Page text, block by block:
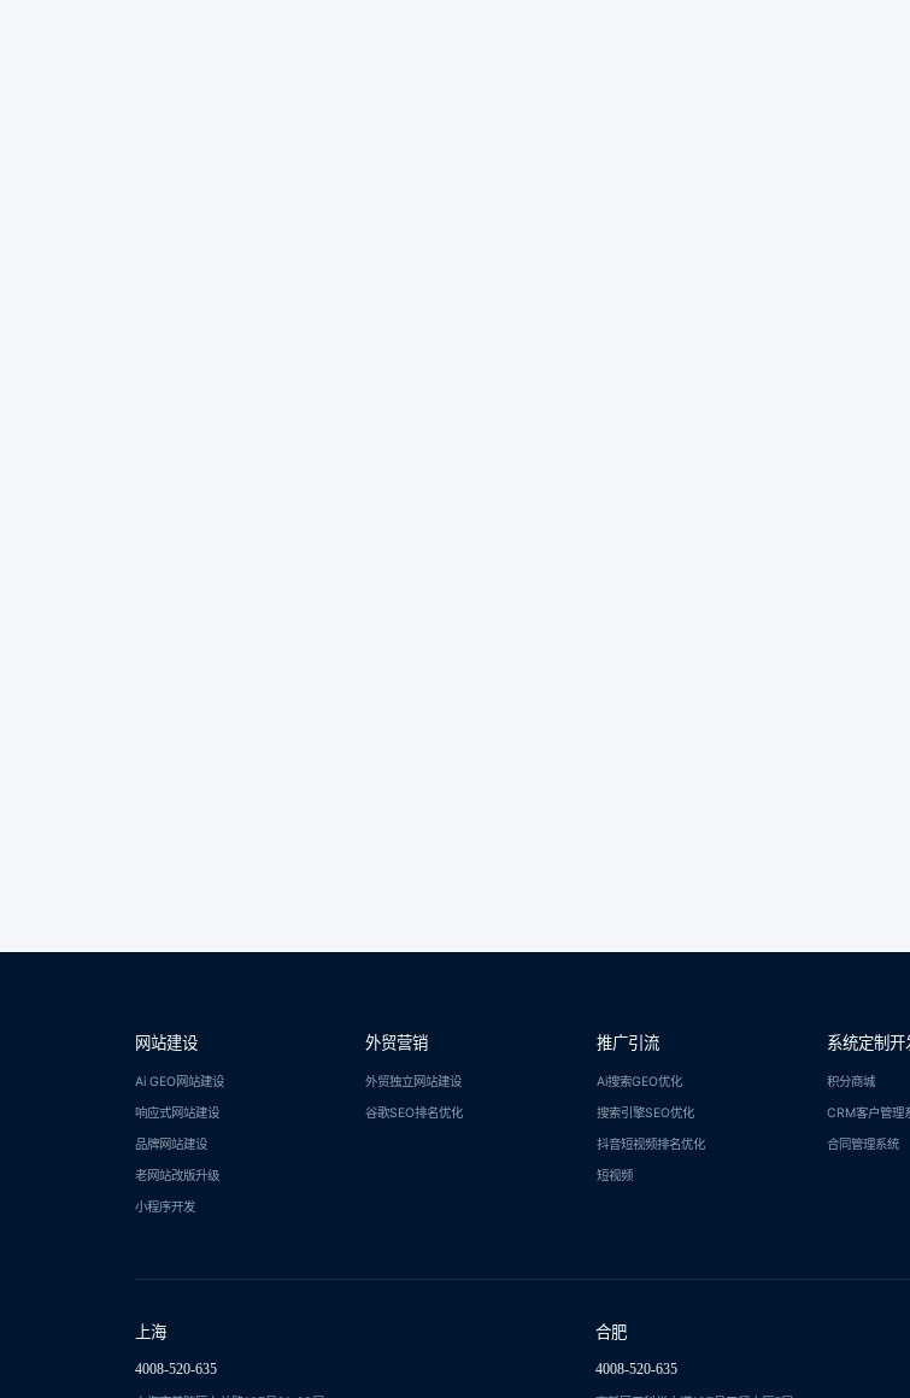
网站建设
Ai GEO网站建设
响应式网站建设
品牌网站建设
老网站改版升级
小程序开发
外贸营销
外贸独立网站建设
谷歌SEO排名优化
推广引流
Ai搜索GEO优化
搜索引擎SEO优化
抖音短视频排名优化
短视频
系统定制开
积分商城
CRM客户管理
合同管理系统
上海
4008-520-635
合肥
4008-520-635